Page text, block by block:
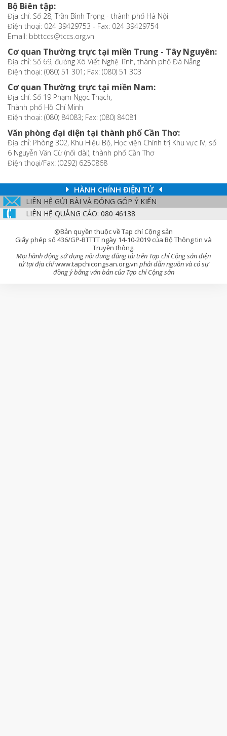
Bộ Biên tập:
Địa chỉ: Số 28, Trần Bình Trọng - thành phố Hà Nội
Điện thoại: 024 39429753 - Fax: 024 39429754
Email: bbttccs@tccs.org.vn
Cơ quan Thường trực tại miền Trung - Tây Nguyên:
Địa chỉ: Số 69, đường Xô Viết Nghệ Tĩnh, thành phố Đà Nẵng
Điện thoại: (080) 51 301; Fax: (080) 51 303
Cơ quan Thường trực tại miền Nam:
Địa chỉ: Số 19 Phạm Ngọc Thạch,
Thành phố Hồ Chí Minh
Điện thoại: (080) 84083; Fax: (080) 84081
Văn phòng đại diện tại thành phố Cần Thơ:
Địa chỉ: Phòng 302, Khu Hiệu Bộ, Học viện Chính trị Khu vực IV, số
6 Nguyễn Văn Cừ (nối dài), thành phố Cần Thơ
Điện thoại/Fax: (0292) 6250868
HÀNH CHÍNH ĐIỆN TỬ
LIÊN HỆ GỬI BÀI VÀ ĐÓNG GÓP Ý KIẾN
LIÊN HỆ QUẢNG CÁO: 080 46138
@Bản quyền thuộc về Tạp chí Cộng sản
Giấy phép số 436/GP-BTTTT ngày 14-10-2019 của Bộ Thông tin và
Truyền thông.
Mọi hành động sử dụng nội dung đăng tải trên Tạp chí Cộng sản điện
tử tại địa chỉwww.tapchicongsan.org.vn phải dẫn nguồn và có sự
đồng ý bằng văn bản của Tạp chí Cộng sản